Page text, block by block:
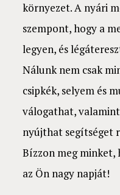
környezet. A nyári
szempont, hogy a
legyen, és
Nálunk nem csak
csipkék, selyem és
válogathat,
nyújthat segítséget
Bízzon meg minket,
az Ön nagy napját!